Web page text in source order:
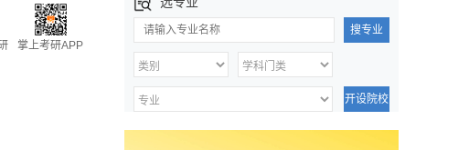
掌上考研APP
搜专业
开设院校